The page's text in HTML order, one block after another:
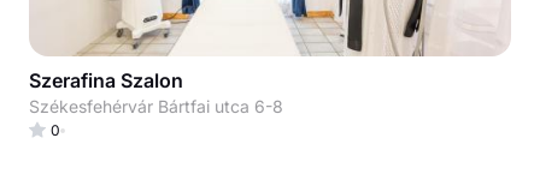
Szerafina Szalon
Székesfehérvár Bártfai utca 6-8
0